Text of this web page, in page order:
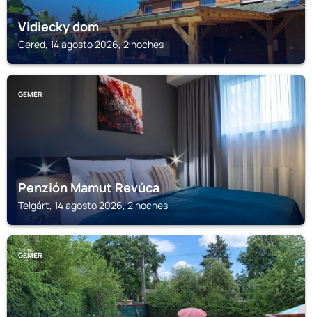
Vidiecky dom
Cered, 14 agosto 2026, 2 noches
GEMER
Penzión Mamut Revúca
Telgárt, 14 agosto 2026, 2 noches
GEMER